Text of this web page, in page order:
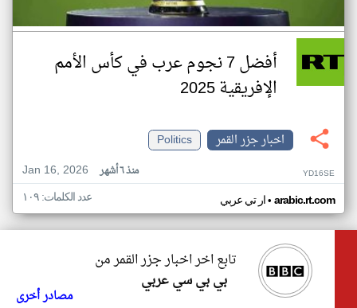
أفضل 7 نجوم عرب في كأس الأمم
الإفريقية 2025
اخبار جزر القمر
Politics
Jan 16, 2026
منذ ٦ أشهر YD16SE
ار تي عربي• arabic.rt.com عدد الكلمات: ١٠٩
تابع اخر اخبار جزر القمر من
بي بي سي عربي
مصادر أخرى